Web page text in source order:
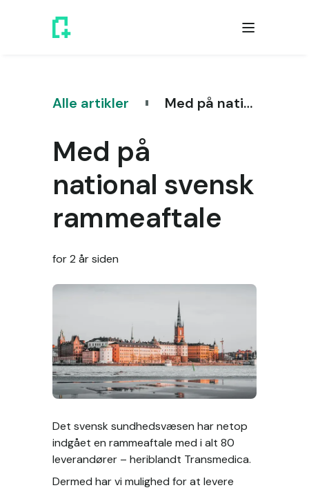
Alle artikler Med på national svensk rammeaftale
Med på
national svensk
rammeaftale
for 2 år siden
Det svensk sundhedsvæsen har netop
indgået en rammeaftale med i alt 80
leverandører – heriblandt Transmedica.
Dermed har vi mulighed for at levere